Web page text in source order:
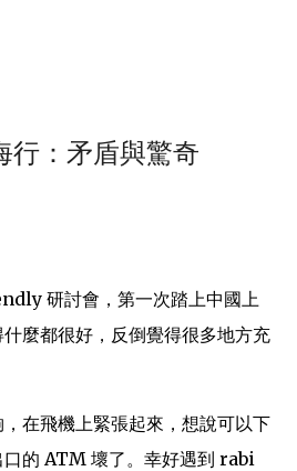
行：矛盾與驚奇
研討會，第一次踏上中國上
麼都很好，反倒覺得很多地方充
在飛機上緊張起來，想說可以下
口的 ATM 壞了。幸好遇到 rabi